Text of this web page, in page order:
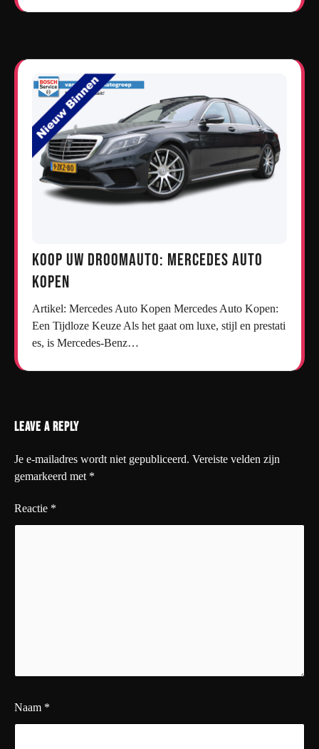
Koop uw droomauto: Mercedes auto
kopen
Artikel: Mercedes Auto Kopen Mercedes Auto Kopen:
Een Tijdloze Keuze Als het gaat om luxe, stijl en prestati
es, is Mercedes-Benz…
Leave a Reply
Je e-mailadres wordt niet gepubliceerd. Vereiste velden zijn
gemarkeerd met *
Reactie *
Naam *